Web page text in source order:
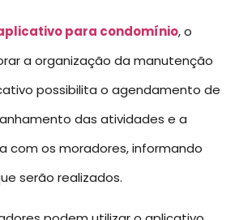
para condomínio, o
a organização da manutenção
possibilita o agendamento de
das atividades e a
com os moradores, informando
serão realizados.